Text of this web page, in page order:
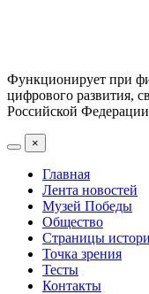
Функционирует при
цифрового развития,
Российской Федерации
×
Главная
Лента новостей
Музей Победы
Общество
Страницы
Точка зрения
Тесты
Контакты